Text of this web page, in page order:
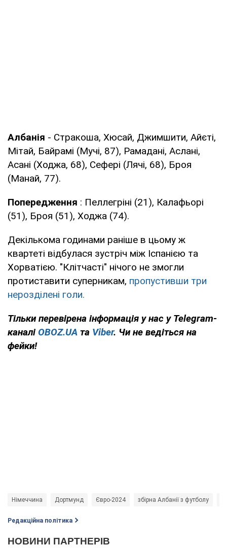
Албанія - Стракоша, Хюсай, Джимшити, Айєті,
Мітай, Байрамі (Мучі, 87), Рамадані, Аслані,
Асані (Ходжа, 68), Сефері (Лячі, 68), Броя
(Манай, 77).
Попередження : Пеллегріні (21), Калафьорі
(51), Броя (51), Ходжа (74).
Декількома годинами раніше в цьому ж
квартеті відбулася зустріч між Іспанією та
Хорватією. "Клітчасті" нічого не змогли
протиставити суперникам, пропустивши три
нерозділені голи.
Тільки перевірена інформація у нас у Telegram-
каналі OBOZ.UA та Viber. Чи не ведіться на
фейки!
Німеччина Дортмунд Євро-2024 збірна Албанії з футболу
Редакційна політика